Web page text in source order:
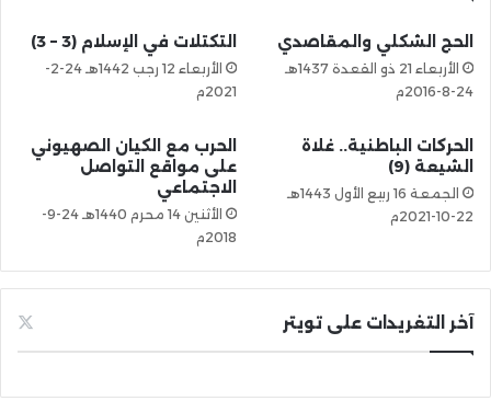
الحج الشكلي والمقاصدي
الأربعاء 21 ذو القعدة 1437هـ
24-8-2016م
التكتلات في الإسلام (3 – 3)
الأربعاء 12 رجب 1442هـ 24-2-
2021م
الحركات الباطنية.. غلاة
الشيعة (9)
الجمعة 16 ربيع الأول 1443هـ
22-10-2021م
الحرب مع الكيان الصهيوني
على مواقع التواصل
الاجتماعي
الأثنين 14 محرم 1440هـ 24-9-
2018م
آخر التغريدات على تويتر